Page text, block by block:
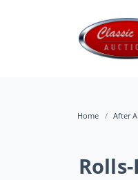
Home After